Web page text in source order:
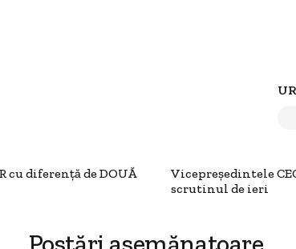
cu diferență de DOUĂ
Vicepreședintele
scrutinul de ieri